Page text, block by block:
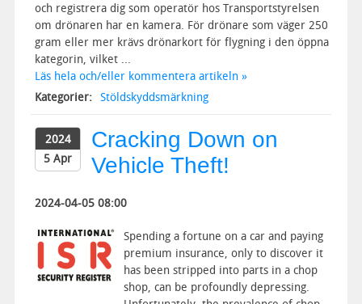
och registrera dig som operatör hos Transportstyrelsen
om drönaren har en kamera. För drönare som väger 250
gram eller mer krävs drönarkort för flygning i den öppna
kategorin, vilket ...
Läs hela och/eller kommentera artikeln »
Kategorier: Stöldskyddsmärkning
2024
5 Apr
Cracking Down on
Vehicle Theft!
2024-04-05 08:00
Spending a fortune on a car and paying
premium insurance, only to discover it
has been stripped into parts in a chop
shop, can be profoundly depressing.